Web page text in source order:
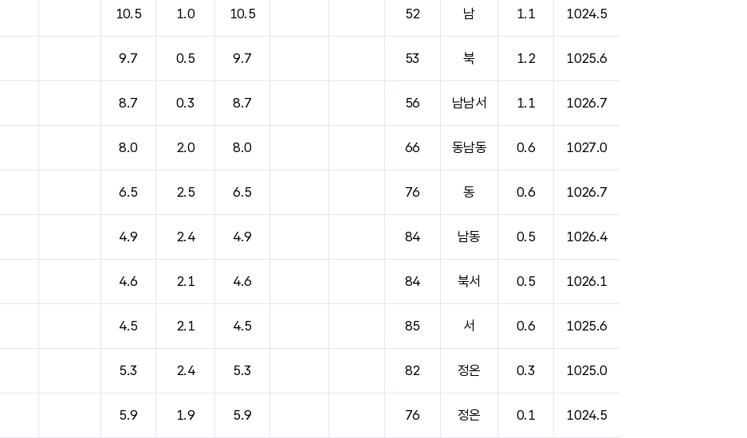
10.5 1.0 10.5 52 남 1.1 1024.5
9.7 0.5 9.7 53 북 1.2 1025.6
8.7 0.3 8.7 56 남남서 1.1 1026.7
8.0 2.0 8.0 66 동남동 0.6 1027.0
6.5 2.5 6.5 76 동 0.6 1026.7
4.9 2.4 4.9 84 남동 0.5 1026.4
4.6 2.1 4.6 84 북서 0.5 1026.1
4.5 2.1 4.5 85 서 0.6 1025.6
5.3 2.4 5.3 82 정온 0.3 1025.0
5.9 1.9 5.9 76 정온 0.1 1024.5